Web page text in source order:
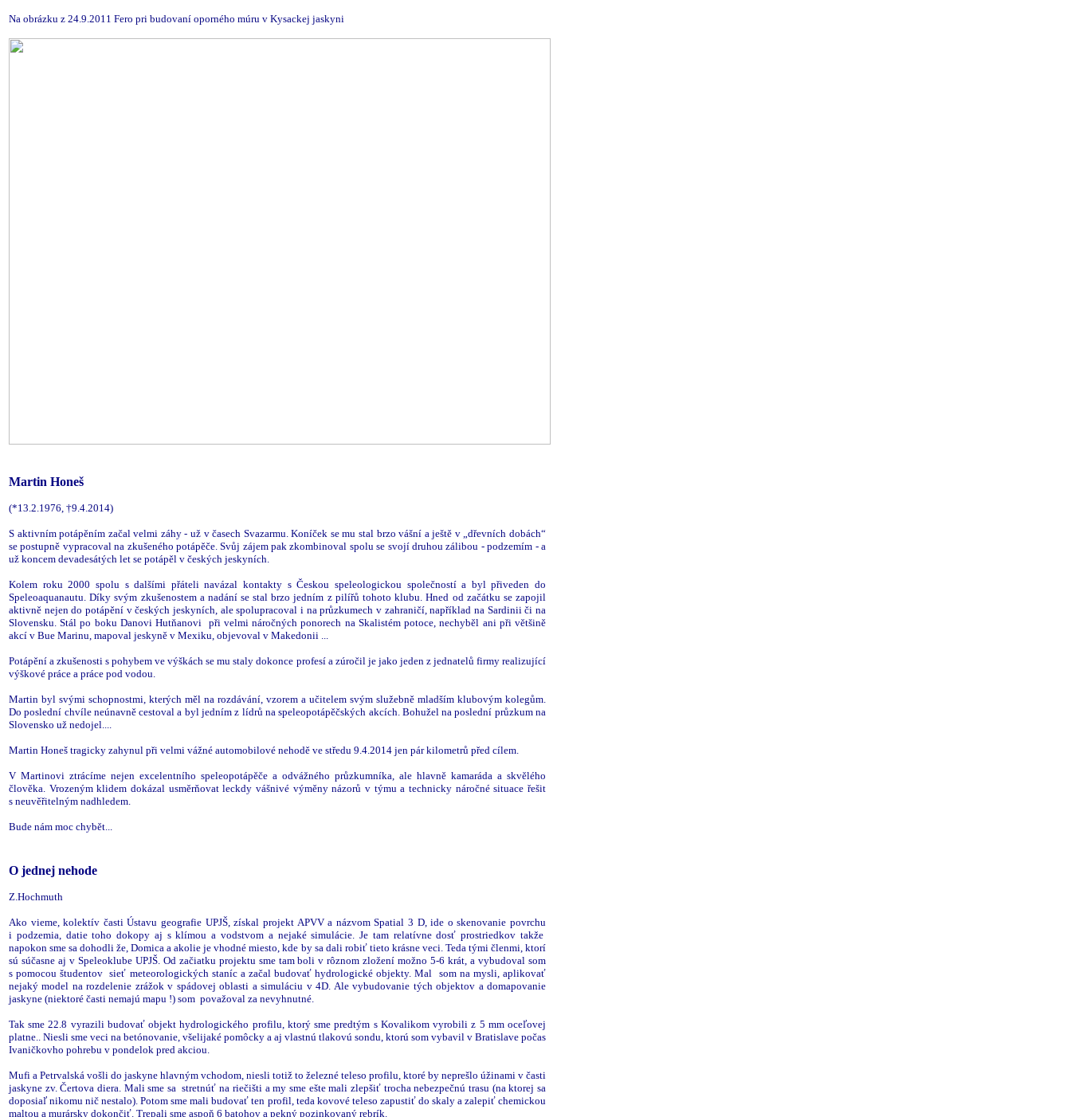
Na obrázku z 24.9.2011 Fero pri budovaní oporného múru v Kysackej jaskyni
Martin Honeš
(*13.2.1976, †9.4.2014)
S aktivním potápěním začal velmi záhy - už v časech Svazarmu. Koníček se mu stal brzo vášní a ještě v „dřevních dobách“
se postupně vypracoval na zkušeného potápěče. Svůj zájem pak zkombinoval spolu se svojí druhou zálibou - podzemím - a
už koncem devadesátých let se potápěl v českých jeskyních.
Kolem roku 2000 spolu s dalšími přáteli navázal kontakty s Českou speleologickou společností a byl přiveden do
Speleoaquanautu. Díky svým zkušenostem a nadání se stal brzo jedním z pilířů tohoto klubu. Hned od začátku se zapojil
aktivně nejen do potápění v českých jeskyních, ale spolupracoval i na průzkumech v zahraničí, například na Sardinii či na
Slovensku. Stál po boku Danovi Hutňanovi při velmi náročných ponorech na Skalistém potoce, nechyběl ani při většině
akcí v Bue Marinu, mapoval jeskyně v Mexiku, objevoval v Makedonii ...
Potápění a zkušenosti s pohybem ve výškách se mu staly dokonce profesí a zúročil je jako jeden z jednatelů firmy realizující
výškové práce a práce pod vodou.
Martin byl svými schopnostmi, kterých měl na rozdávání, vzorem a učitelem svým služebně mladším klubovým kolegům.
Do poslední chvíle neúnavně cestoval a byl jedním z lídrů na speleopotápěčských akcích. Bohužel na poslední průzkum na
Slovensko už nedojel....
Martin Honeš tragicky zahynul při velmi vážné automobilové nehodě ve středu 9.4.2014 jen pár kilometrů před cílem.
V Martinovi ztrácíme nejen excelentního speleopotápěče a odvážného průzkumníka, ale hlavně kamaráda a skvělého
člověka. Vrozeným klidem dokázal usměrňovat leckdy vášnivé výměny názorů v týmu a technicky náročné situace řešit
s neuvěřitelným nadhledem.
Bude nám moc chybět...
O jednej nehode
Z.Hochmuth
Ako vieme, kolektív časti Ústavu geografie UPJŠ, získal projekt APVV a názvom Spatial 3 D, ide o skenovanie povrchu
i podzemia, datie toho dokopy aj s klímou a vodstvom a nejaké simulácie. Je tam relatívne dosť prostriedkov takže
napokon sme sa dohodli že, Domica a akolie je vhodné miesto, kde by sa dali robiť tieto krásne veci. Teda tými členmi, ktorí
sú súčasne aj v Speleoklube UPJŠ. Od začiatku projektu sme tam boli v rôznom zložení možno 5-6 krát, a vybudoval som
s pomocou študentov sieť meteorologických staníc a začal budovať hydrologické objekty. Mal som na mysli, aplikovať
nejaký model na rozdelenie zrážok v spádovej oblasti a simuláciu v 4D. Ale vybudovanie tých objektov a domapovanie
jaskyne (niektoré časti nemajú mapu !) som považoval za nevyhnutné.
Tak sme 22.8 vyrazili budovať objekt hydrologického profilu, ktorý sme predtým s Kovalikom vyrobili z 5 mm oceľovej
platne.. Niesli sme veci na betónovanie, všelijaké pomôcky a aj vlastnú tlakovú sondu, ktorú som vybavil v Bratislave počas
Ivaničkovho pohrebu v pondelok pred akciou.
Mufi a Petrvalská vošli do jaskyne hlavným vchodom, niesli totiž to železné teleso profilu, ktoré by neprešlo úžinami v časti
jaskyne zv. Čertova diera. Mali sme sa stretnúť na riečišti a my sme ešte mali zlepšiť trocha nebezpečnú trasu (na ktorej sa
doposiaľ nikomu nič nestalo). Potom sme mali budovať ten profil, teda kovové teleso zapustiť do skaly a zalepiť chemickou
maltou a murársky dokončiť. Trepali sme aspoň 6 batohov a pekný pozinkovaný rebrík.